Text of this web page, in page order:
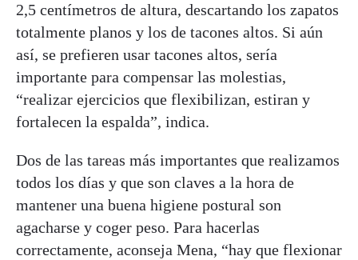
2,5 centímetros de altura, descartando los zapatos
totalmente planos y los de tacones altos. Si aún
así, se prefieren usar tacones altos, sería
importante para compensar las molestias,
“realizar ejercicios que flexibilizan, estiran y
fortalecen la espalda”, indica.
Dos de las tareas más importantes que realizamos
todos los días y que son claves a la hora de
mantener una buena higiene postural son
agacharse y coger peso. Para hacerlas
correctamente, aconseja Mena, “hay que flexionar